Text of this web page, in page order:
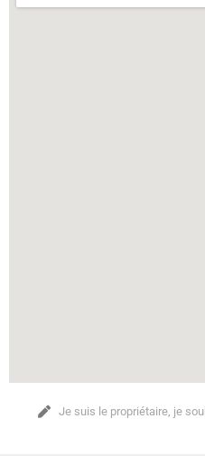
Je suis le propriétaire, je